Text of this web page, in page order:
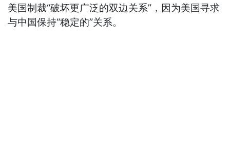
美国制裁“破坏更广泛的双边关系”，因为美国寻求
与中国保持“稳定的”关系。